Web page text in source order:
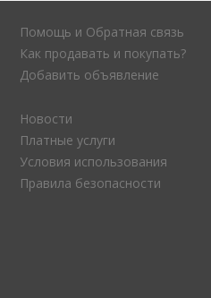
Помощь и Обратная связь
Как продавать и покупать?
Добавить объявление
Новости
Платные услуги
Условия использования
Правила безопасности